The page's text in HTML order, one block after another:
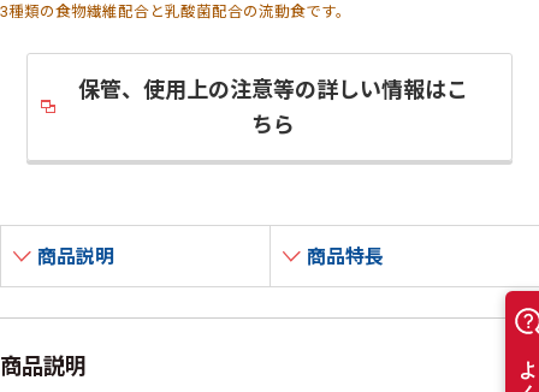
3種類の食物繊維配合と乳酸菌配合の流動食です。
保管、使用上の注意等の詳しい情報はこ
ちら
商品説明 商品特長
商品説明